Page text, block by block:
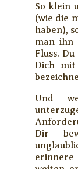
So klein
(wie die
haben),
man ihn
Fluss.
Dich
Und
Dir
erinnere